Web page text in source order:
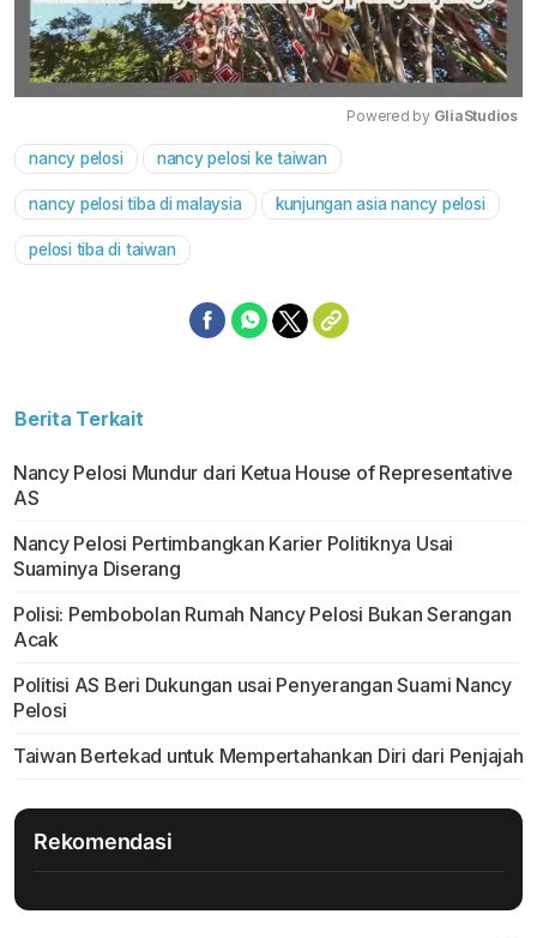
Powered by GliaStudios
nancy pelosi nancy pelosi ke taiwan
nancy pelosi tiba di malaysia kunjungan asia nancy pelosi
pelosi tiba di taiwan
Berita Terkait
Nancy Pelosi Mundur dari Ketua House of Representative
AS
Nancy Pelosi Pertimbangkan Karier Politiknya Usai
Suaminya Diserang
Polisi: Pembobolan Rumah Nancy Pelosi Bukan Serangan
Acak
Politisi AS Beri Dukungan usai Penyerangan Suami Nancy
Pelosi
Taiwan Bertekad untuk Mempertahankan Diri dari Penjajah
Rekomendasi